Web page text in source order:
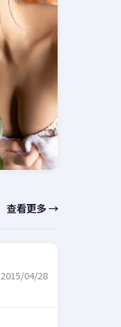
查看更多 →
2015/04/28